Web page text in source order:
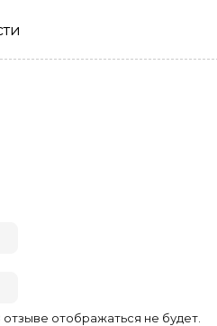
отображаться не будет.